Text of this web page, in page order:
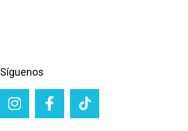
Síguenos
I
n
F
a